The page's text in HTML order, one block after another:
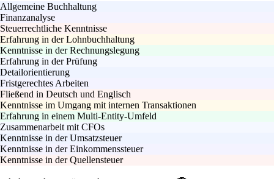
Allgemeine Buchhaltung
Finanzanalyse
Steuerrechtliche Kenntnisse
Erfahrung in der Lohnbuchhaltung
Kenntnisse in der Rechnungslegung
Erfahrung in der Prüfung
Detailorientierung
Fristgerechtes Arbeiten
Fließend in Deutsch und Englisch
Kenntnisse im Umgang mit internen Transaktionen
Erfahrung in einem Multi-Entity-Umfeld
Zusammenarbeit mit CFOs
Kenntnisse in der Umsatzsteuer
Kenntnisse in der Einkommenssteuer
Kenntnisse in der Quellensteuer